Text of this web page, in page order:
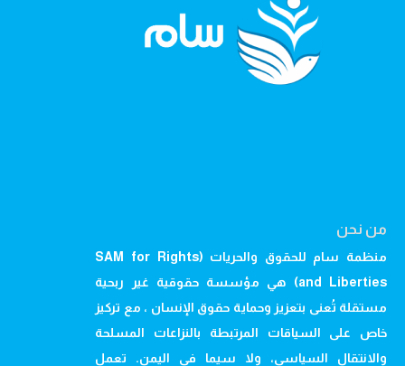
من نحن
منظمة سام للحقوق والحريات (SAM for Rights
and Liberties) هي مؤسسة حقوقية غير ربحية
مستقلة تُعنى بتعزيز وحماية حقوق الإنسان ، مع تركيز
خاص على السياقات المرتبطة بالنزاعات المسلحة
والانتقال السياسي، ولا سيما في اليمن. تعمل